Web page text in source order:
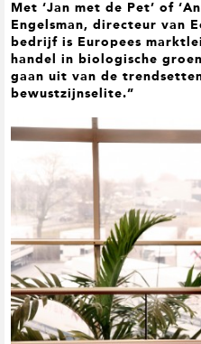
o
f
d
n
a
v
g
d
n
h
o
u
e
t
t
e
k
s
Met ‘Jan met de Pet’ of
Engelsman, directeur van
bedrijf is Europees
handel in biologische
gaan uit van de
bewustzijnselite.”